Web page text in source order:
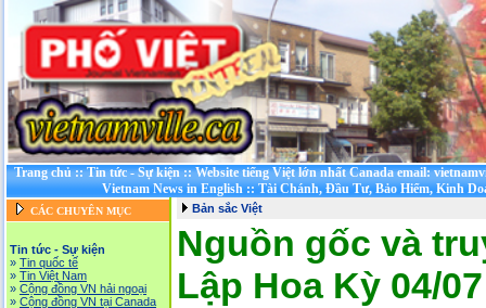
Trang chủ::Tin tức - Sự kiện::Website tiếng Việt lớn nhất Canada email:
Vietnam News in English::Tài Chánh, Đầu Tư, Bảo Hiểm, Kinh
CÁC CHUYÊN MỤC
Tin tức - Sự kiện
» Tin quốc tế
» Tin Việt Nam
» Cộng đồng VN hải ngoại
» Cộng đồng VN tại Canada
Bản sắc Việt
Nguồn gốc và
Lập Hoa Kỳ 04/07